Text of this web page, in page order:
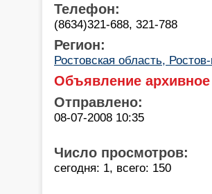
Телефон:
(8634)321-688, 321-788
Регион:
Ростовская область,
Объявление архивное
Отправлено:
08-07-2008 10:35
Число просмотров:
сегодня: 1, всего: 150